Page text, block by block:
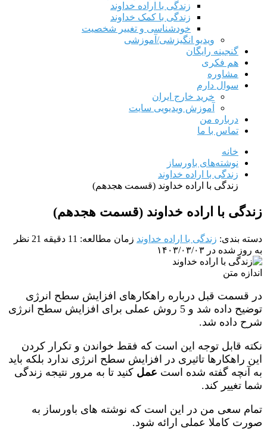
زندگی با اراده خداوند
زندگی با کمک خداوند
خودشناسی و تغییر شخصیت
ویدیو انگیزشی/آموزشی
گنجینه رایگان
هم‌ فکری
مشاوره
سوال دارم
خرید خارج ایران
آموزش ویدیویی سایت
درباره من
تماس با ما
خانه
نوشته‌های باورساز
زندگی با اراده خداوند
زندگی با اراده خداوند (قسمت هجدهم)
زندگی با اراده خداوند (قسمت هجدهم)
دسته بندی: زندگی با اراده خداوند زمان مطالعه: 11 دقیقه
21 نظر
به روز شده در ۱۴۰۳/۰۳/۰۳
اندازه متن
در قسمت قبل درباره راهکارهای افزایش سطح انرژی
توضیح داده شد و 5 روش عملی برای افزایش سطح انرژی
شرح داده شد.
نکته قابل توجه این است که فقط خواندن و تکرار کردن
این راهکارها تاثیری در افزایش سطح انرژی ندارد بلکه باید
به آنچه گفته شده است عمل کنید تا به مرور نتیجه زندگی
شما تغییر کند.
تمام سعی من در این است که نوشته های باورساز به
صورت کاملا عملی ارائه شود.